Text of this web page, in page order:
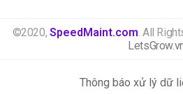
©2020, SpeedMaint.com . All
Thông báo xử lý dữ